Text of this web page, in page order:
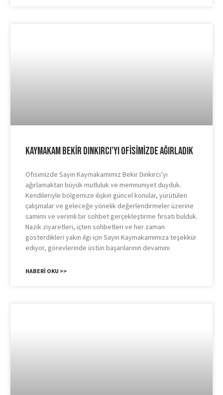
Kaymakam Bekir Dınkırcı’yı Ofisimizde Ağırladık
Ofisimizde Sayın Kaymakamımız Bekir Dınkırcı’yı
ağırlamaktan büyük mutluluk ve memnuniyet duyduk.
Kendileriyle bölgemize ilişkin güncel konular, yürütülen
çalışmalar ve geleceğe yönelik değerlendirmeler üzerine
samimi ve verimli bir sohbet gerçekleştirme fırsatı bulduk.
Nazik ziyaretleri, içten sohbetleri ve her zaman
gösterdikleri yakın ilgi için Sayın Kaymakamımıza teşekkür
ediyor, görevlerinde üstün başarılarının devamını
HABERI OKU >>